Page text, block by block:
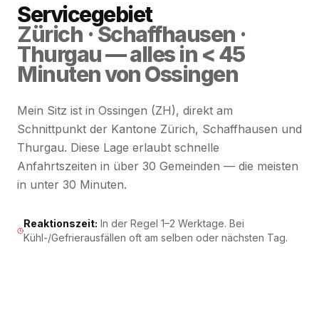
Servicegebiet
Zürich · Schaffhausen ·
Thurgau — alles in < 45
Minuten von Ossingen
Mein Sitz ist in Ossingen (ZH), direkt am
Schnittpunkt der Kantone Zürich, Schaffhausen und
Thurgau. Diese Lage erlaubt schnelle
Anfahrtszeiten in über 30 Gemeinden — die meisten
in unter 30 Minuten.
Reaktionszeit: In der Regel 1–2 Werktage. Bei
Kühl-/Gefrierausfällen oft am selben oder nächsten Tag.